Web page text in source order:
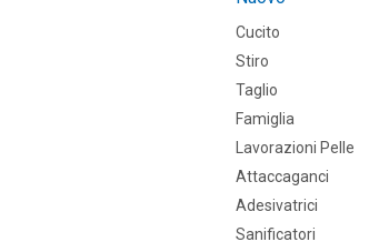
Cucito
Stiro
Taglio
Famiglia
Lavorazioni Pelle
Attaccaganci
Adesivatrici
Sanificatori